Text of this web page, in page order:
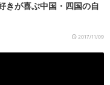
きが喜ぶ中国・四国の自
2017/11/09